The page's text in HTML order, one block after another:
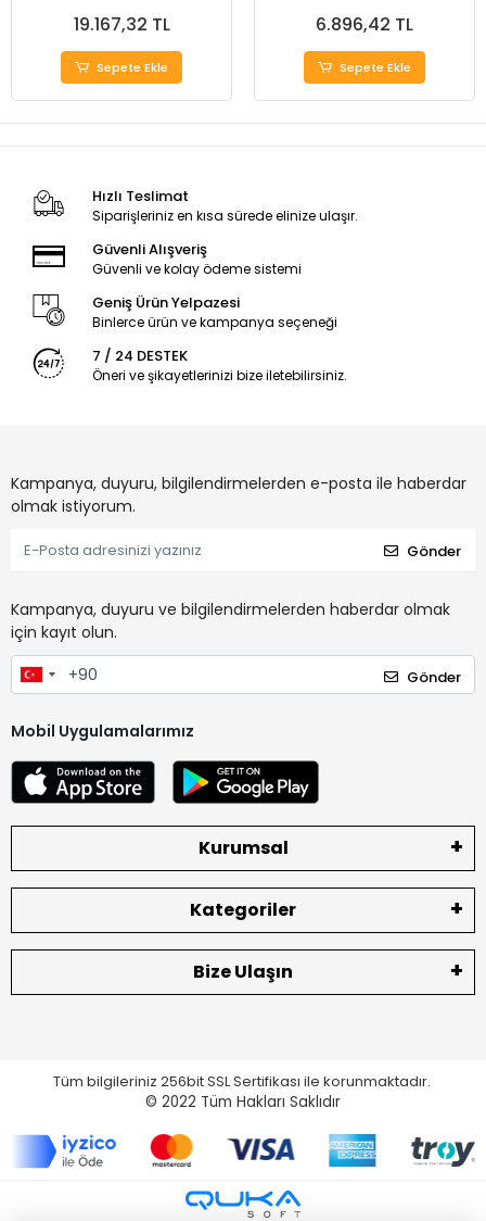
19.167,32 TL
Sepete Ekle
6.896,42 TL
Sepete Ekle
Hızlı Teslimat
Siparişleriniz en kısa sürede elinize ulaşır.
Güvenli Alışveriş
Güvenli ve kolay ödeme sistemi
Geniş Ürün Yelpazesi
Binlerce ürün ve kampanya seçeneği
7 / 24 DESTEK
Öneri ve şikayetlerinizi bize iletebilirsiniz.
Kampanya, duyuru, bilgilendirmelerden e-posta ile haberdar
olmak istiyorum.
Gönder
Kampanya, duyuru ve bilgilendirmelerden haberdar olmak
için kayıt olun.
Gönder
Mobil Uygulamalarımız
Kurumsal
Kategoriler
Bize Ulaşın
Tüm bilgileriniz 256bit SSL Sertifikası ile korunmaktadır.
© 2022 Tüm Hakları Saklıdır